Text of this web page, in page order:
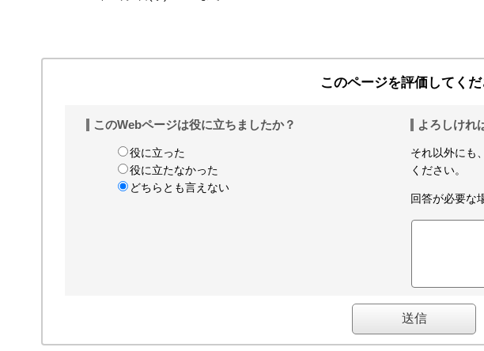
このページを評価してく
このWebページは役に立ちましたか？
役に立った
役に立たなかった
どちらとも言えない
よろしけれ
それ以外にも
ください。
回答が必要な